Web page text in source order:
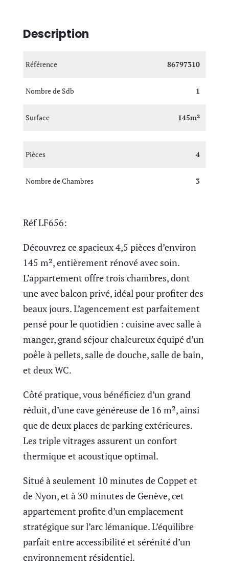
Description
Référence 86797310
Nombre de Sdb 1
Surface 145m²
Pièces 4
Nombre de Chambres 3
Réf LF656:
Découvrez ce spacieux 4,5 pièces d’environ
145 m², entièrement rénové avec soin.
L’appartement offre trois chambres, dont
une avec balcon privé, idéal pour profiter des
beaux jours. L’agencement est parfaitement
pensé pour le quotidien : cuisine avec salle à
manger, grand séjour chaleureux équipé d’un
poêle à pellets, salle de douche, salle de bain,
et deux WC.
Côté pratique, vous bénéficiez d’un grand
réduit, d’une cave généreuse de 16 m², ainsi
que de deux places de parking extérieures.
Les triple vitrages assurent un confort
thermique et acoustique optimal.
Situé à seulement 10 minutes de Coppet et
de Nyon, et à 30 minutes de Genève, cet
appartement profite d’un emplacement
stratégique sur l’arc lémanique. L’équilibre
parfait entre accessibilité et sérénité d’un
environnement résidentiel.